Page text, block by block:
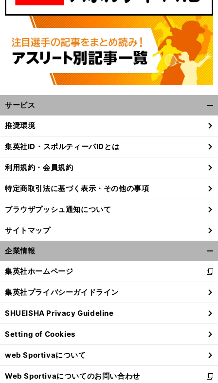
サービス
閉
る
推奨環境
集英社ID・スポルティーバIDとは
利用規約・会員規約
特定商取引法に基づく表示・その他の事項
ブラウザプッシュ通知について
サイトマップ
企業情報
閉
る
集英社ホームページ
新
し
い
ウ
ィ
ン
ド
ウ
で
開
く
集英社プライバシーガイドライン
SHUEISHA Privacy Guideline
Setting of Cookies
web Sportivaについて
Web Sportivaについてのお問い合わせ
新